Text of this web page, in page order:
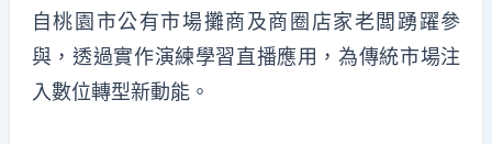
自桃園市公有市場攤商及商圈店家老闆踴躍參
與，透過實作演練學習直播應用，為傳統市場注
入數位轉型新動能。